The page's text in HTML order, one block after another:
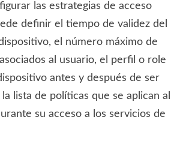
las estrategias de acceso
definir el tiempo de validez del
el número máximo de
al usuario, el perfil o role
antes y después de ser
lista de políticas que se aplican al
su acceso a los servicios de